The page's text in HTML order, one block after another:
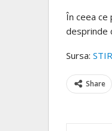
În ceea ce
desprinde
Sursa:
Share